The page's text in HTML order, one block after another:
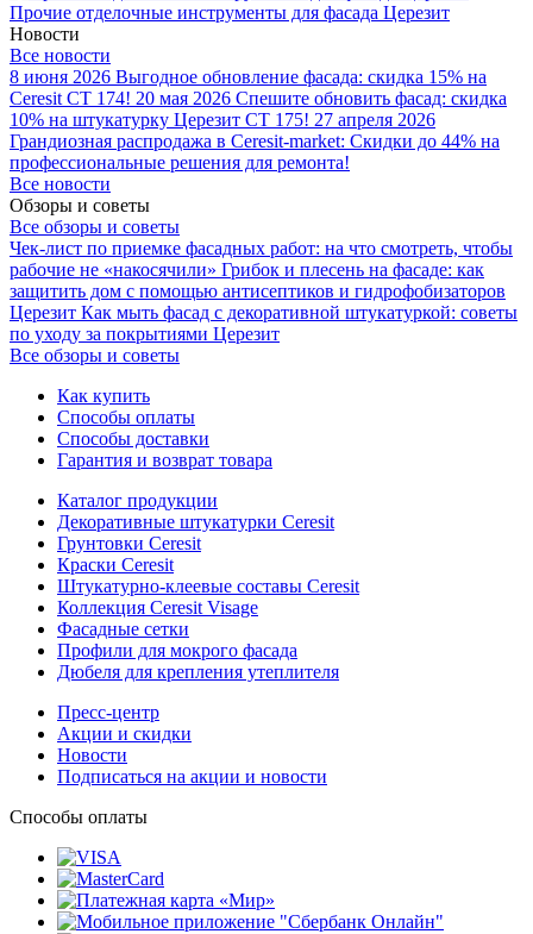
Прочие отделочные инструменты для фасада Церезит
Новости
Все новости
8 июня 2026 Выгодное обновление фасада: скидка 15% на
Ceresit CT 174! 20 мая 2026 Спешите обновить фасад: скидка
10% на штукатурку Церезит CT 175! 27 апреля 2026
Грандиозная распродажа в Ceresit-market: Скидки до 44% на
профессиональные решения для ремонта!
Все новости
Обзоры и советы
Все обзоры и советы
Чек-лист по приемке фасадных работ: на что смотреть, чтобы
рабочие не «накосячили» Грибок и плесень на фасаде: как
защитить дом с помощью антисептиков и гидрофобизаторов
Церезит Как мыть фасад с декоративной штукатуркой: советы
по уходу за покрытиями Церезит
Все обзоры и советы
Как купить
Способы оплаты
Способы доставки
Гарантия и возврат товара
Каталог продукции
Декоративные штукатурки Ceresit
Грунтовки Ceresit
Краски Ceresit
Штукатурно-клеевые составы Ceresit
Коллекция Ceresit Visage
Фасадные сетки
Профили для мокрого фасада
Дюбеля для крепления утеплителя
Пресс-центр
Акции и скидки
Новости
Подписаться на акции и новости
Способы оплаты